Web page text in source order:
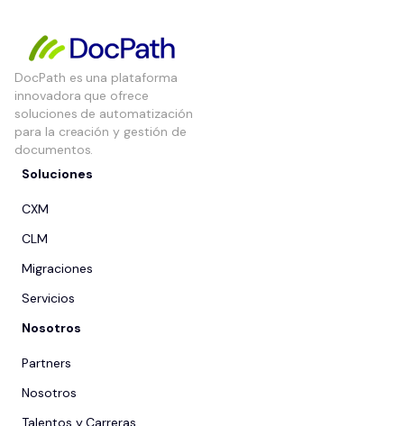
DocPath es una plataforma
innovadora que ofrece
soluciones de automatización
para la creación y gestión de
documentos.
Soluciones
CXM
CLM
Migraciones
Servicios
Nosotros
Partners
Nosotros
Talentos y Carreras